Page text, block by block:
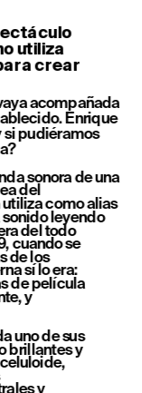
utiliza
crear
acompañada
Enrique
si pudiéramos
sonora de una
como alias
leyendo
del todo
cuando se
de los
sí lo era:
de película
y
uno de sus
brillantes y
y